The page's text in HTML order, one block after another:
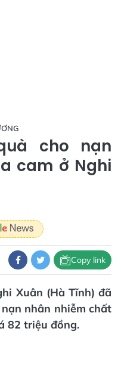
cho nạn
cam ở Nghi
Copy link
Xuân (Hà Tĩnh) đã
nhân nhiễm chất
82 triệu đồng.